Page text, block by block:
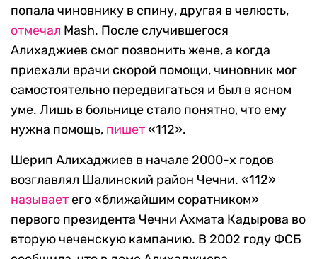
попала чиновнику в спину, другая в челюсть,
отмечал Mash. После случившегося
Алихаджиев смог позвонить жене, а когда
приехали врачи скорой помощи, чиновник мог
самостоятельно передвигаться и был в ясном
уме. Лишь в больнице стало понятно, что ему
нужна помощь, пишет«112».
Шерип Алихаджиев в начале 2000-х годов
возглавлял Шалинский район Чечни. «112»
называетего «ближайшим соратником»
первого президента Чечни Ахмата Кадырова во
вторую чеченскую кампанию. В 2002 году ФСБ